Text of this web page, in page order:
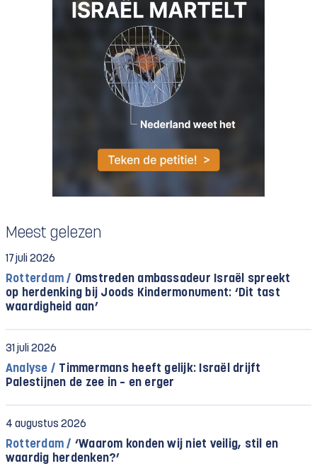
Meest gelezen
17 juli 2026
Rotterdam / Omstreden ambassadeur Israël spreekt
op herdenking bij Joods Kindermonument: ‘Dit tast
waardigheid aan’
31 juli 2026
Analyse / Timmermans heeft gelijk: Israël drijft
Palestijnen de zee in – en erger
4 augustus 2026
Rotterdam / ‘Waarom konden wij niet veilig, stil en
waardig herdenken?’